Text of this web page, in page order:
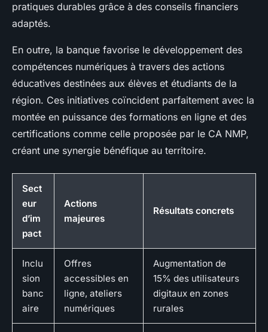
pratiques durables grâce à des conseils financiers
adaptés.
En outre, la banque favorise le développement des
compétences numériques à travers des actions
éducatives destinées aux élèves et étudiants de la
région. Ces initiatives coïncident parfaitement avec la
montée en puissance des formations en ligne et des
certifications comme celle proposée par le CA NMP,
créant une synergie bénéfique au territoire.
Sect
eur
d’im
pact
Actions
majeures
Résultats concrets
Inclu
sion
banc
aire
Offres
accessibles en
ligne, ateliers
numériques
Augmentation de
15% des utilisateurs
digitaux en zones
rurales